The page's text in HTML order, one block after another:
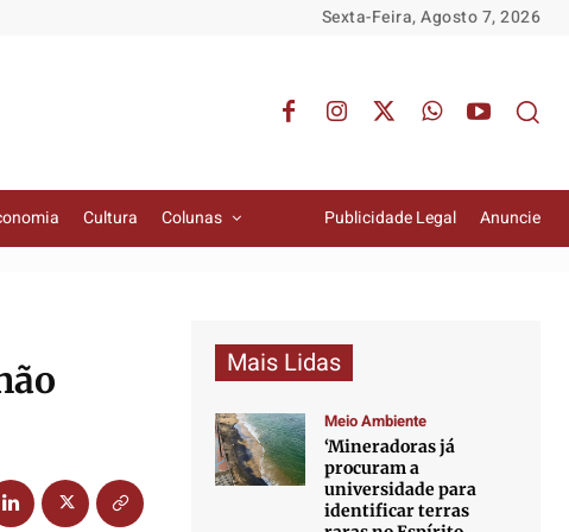
Sexta-Feira, Agosto 7, 2026
Cultura Colunas Publicidade Legal Anuncie
Mais Lidas
Meio Ambiente
‘Mineradoras já
procuram a
universidade para
identificar terras